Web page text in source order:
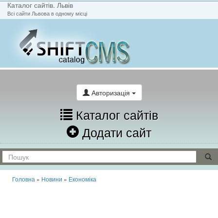
Каталог сайтів. Львів
Всі сайти Львова в одному місці
Авторизація
Каталог сайтів
Додати сайт
Головна » Новини » Економіка